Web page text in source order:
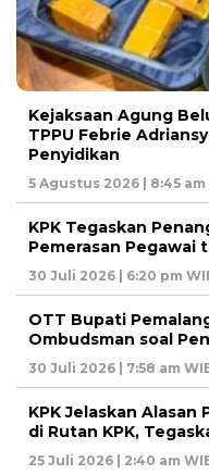
Kejaksaan Agung
TPPU Febrie
Penyidikan
5 Agustus 2026 | 8:45 am
KPK Tegaskan
Pemerasan Pegawai
30 Juli 2026 | 6:20 pm
OTT Bupati
Ombudsman soal
30 Juli 2026 | 7:58 am
KPK Jelaskan Alasan
di Rutan KPK,
25 Juli 2026 | 2:40 am